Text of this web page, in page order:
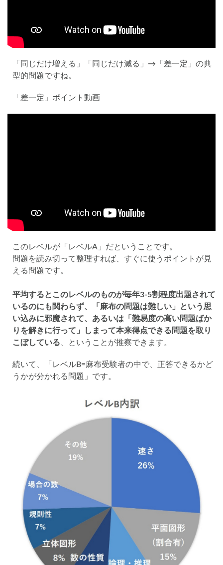
「同じだけ増える」「同じだけ減る」→「差一定」の典
型的問題ですね。
「差一定」ポイント動画
このレベルが「レベルA」だということです。
問題を読み切って整理すれば、すぐに使うポイントが見
える問題です。
平均するとこのレベルのものが毎年3-5割程度出題されて
いるのにも関わらず、「麻布の問題は難しい」という思
い込みに邪魔されて、あるいは「難易度の高い問題ばか
りを解きに行って」しまって本来得点できる問題を取り
こぼしている 、ということが推察できます。
続いて、「レベルB=麻布受験者の中で、正答できるかど
うかが分かれる問題」です。